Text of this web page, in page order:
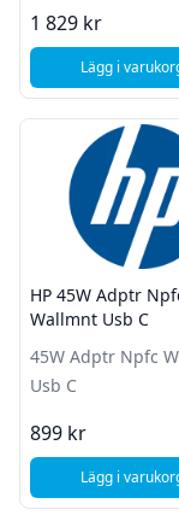
1 829 kr
Lägg i , HP
HP 45W Adptr
Wallmnt Usb C
45W Adptr Npfc
Usb C
899 kr
Lägg i , HP